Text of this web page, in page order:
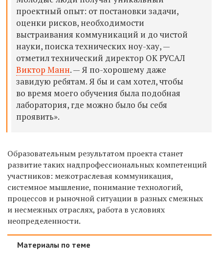
проектный опыт: от постановки задачи,
оценки рисков, необходимости
выстраивания коммуникаций и до чистой
науки, поиска технических ноу-хау, —
отметил технический директор ОК РУСАЛ
Виктор Манн. — Я по-хорошему даже
завидую ребятам. Я бы и сам хотел, чтобы
во время моего обучения была подобная
лаборатория, где можно было бы себя
проявить».
Образовательным результатом проекта станет
развитие таких надпрофессиональных компетенций
участников: межотраслевая коммуникация,
системное мышление, понимание технологий,
процессов и рыночной ситуации в разных смежных
и несмежных отраслях, работа в условиях
неопределенности.
Материалы по теме